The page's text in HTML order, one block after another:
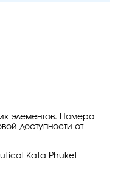
элементов. Номера
доступности от
Kata Phuket